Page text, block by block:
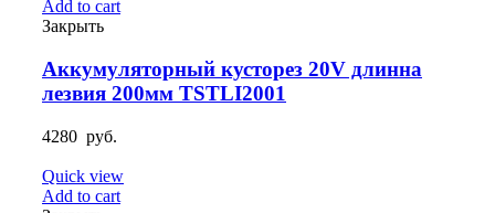
Add to cart
Закрыть
Аккумуляторный кусторез 20V длинна
лезвия 200мм TSTLI2001
4280 руб.
Quick view
Add to cart